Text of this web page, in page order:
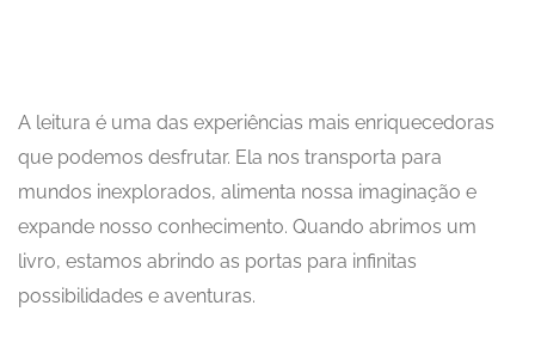
A leitura é uma das experiências mais enriquecedoras
que podemos desfrutar. Ela nos transporta para
mundos inexplorados, alimenta nossa imaginação e
expande nosso conhecimento. Quando abrimos um
livro, estamos abrindo as portas para infinitas
possibilidades e aventuras.